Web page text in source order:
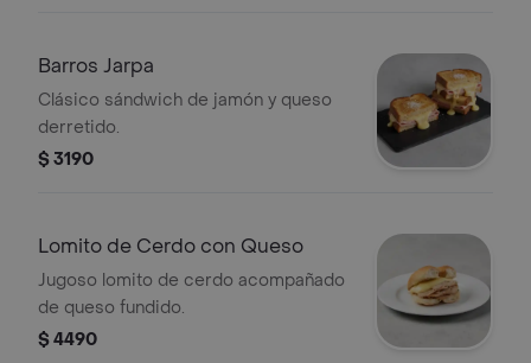
Barros Jarpa
Clásico sándwich de jamón y queso
derretido.
$ 3190
Lomito de Cerdo con Queso
Jugoso lomito de cerdo acompañado
de queso fundido.
$ 4490